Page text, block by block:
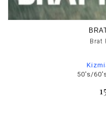
Brat
50's/